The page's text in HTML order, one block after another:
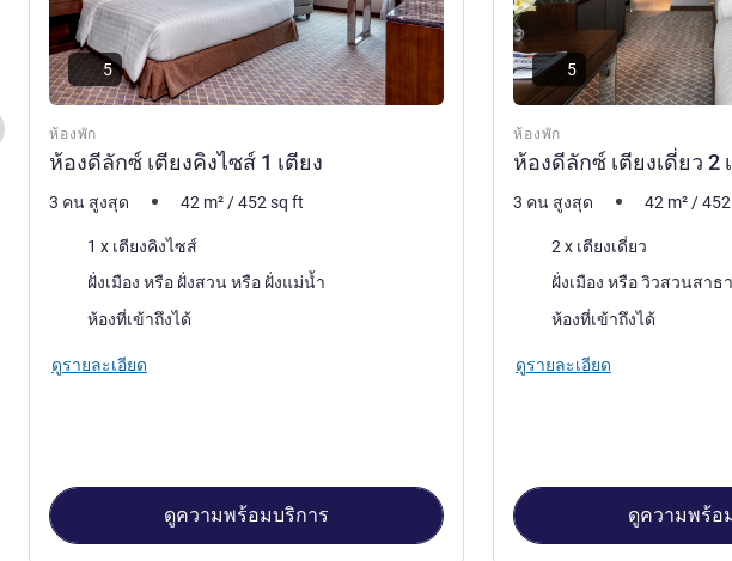
ก่อนหน้า - ห้องพัก
ห้องพัก
ห้องดีลักซ์ เตียงคิงไซส์ 1 เตียง
5
3 คน สูงสุด 42 m² /452 sq ft
เครื่องนอน
1 x เตียงคิงไซส์
ฝั่งเมือง หรือ ฝั่งสวน หรือ ฝั่งแม่น้ำ
ห้องที่เข้าถึงได้
ดูรายละเอียด
ดูความพร้อมบริการ
ห้องพัก
ห้องดีลักซ์ เตียงเดี่ยว 2
5
3 คน สูงสุด 42 m² /452
เครื่องนอน
2 x เตียงเดี่ยว
ห้องที่เข้าถึงได้
ดูรายละเอียด
ดูความพร้อ